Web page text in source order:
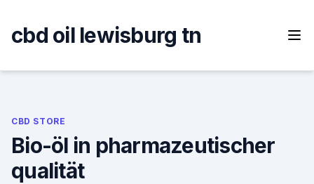
content
cbd oil lewisburg tn
CBD STORE
Bio-öl in pharmazeutischer
qualität